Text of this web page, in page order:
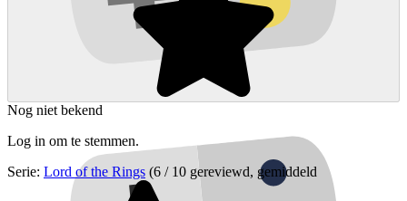
Nog niet bekend
Log in om te stemmen.
Serie: Lord of the Rings (6 / 10 gereviewd, gemiddeld